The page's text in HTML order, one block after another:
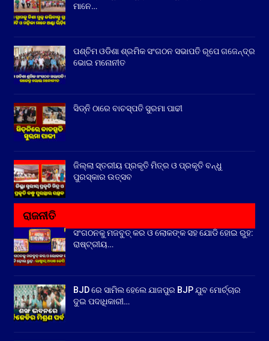
ମାନେ…
ପଶ୍ଚିମ ଓଡିଶା ଶ୍ରମିକ ସଂଗଠନ ସଭାପତି ରୂପେ ଗଜେନ୍ଦ୍ର
ଭୋଇ ମନୋନୀତ
ସିଡ୍‌ନି ଠାରେ ବାଚସ୍ପତି ସୁରମା ପାଢୀ
ଜିଲ୍ଲା ସ୍ତରୀୟ ପ୍ରକୃତି ମିତ୍ର ଓ ପ୍ରକୃତି ବନ୍ଧୁ
ପୁରସ୍କାର ଉତ୍ସବ
ରାଜନୀତି
ସଂଗଠନକୁ ମଜବୁତ୍ କର ଓ ଲୋକଙ୍କ ସହ ଯୋଡି ହୋଇ ରୁହ:
ରାଷ୍ଟ୍ରୀୟ…
BJD ରେ ସାମିଲ ହେଲେ ଯାଜପୁର BJP ଯୁବ ମୋର୍ଚ୍ଚାର
ଦୁଇ ପଦାଧିକାରୀ…